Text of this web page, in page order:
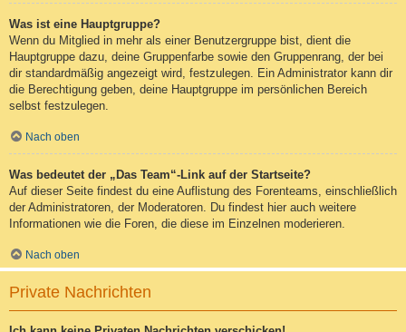
Was ist eine Hauptgruppe?
Wenn du Mitglied in mehr als einer Benutzergruppe bist, dient die
Hauptgruppe dazu, deine Gruppenfarbe sowie den Gruppenrang, der bei
dir standardmäßig angezeigt wird, festzulegen. Ein Administrator kann dir
die Berechtigung geben, deine Hauptgruppe im persönlichen Bereich
selbst festzulegen.
Nach oben
Was bedeutet der „Das Team“-Link auf der Startseite?
Auf dieser Seite findest du eine Auflistung des Forenteams, einschließlich
der Administratoren, der Moderatoren. Du findest hier auch weitere
Informationen wie die Foren, die diese im Einzelnen moderieren.
Nach oben
Private Nachrichten